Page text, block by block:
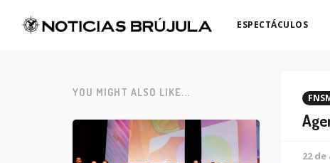
ESPECTÁCULOS
22 de
YOU MIGHT ALSO LIKE...